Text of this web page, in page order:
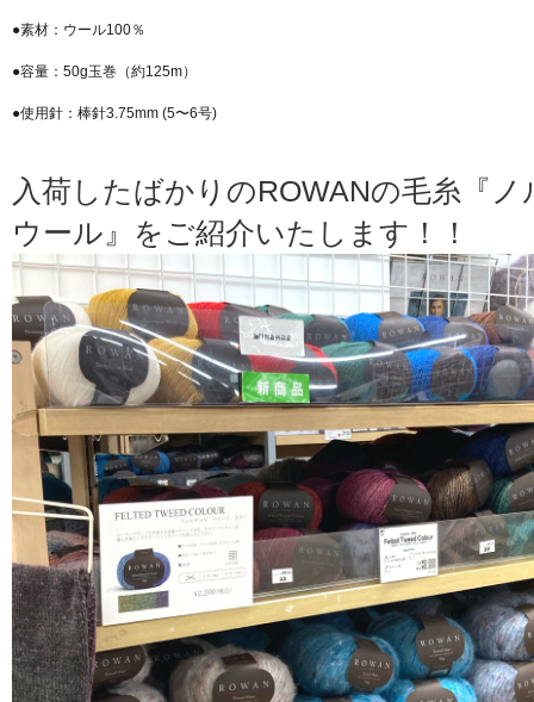
●素材：ウール100％
●容量：50g玉巻（約125m）
●使用針：棒針3.75mm (5〜6号)
入荷したばかりのROWANの毛糸『
ウール』をご紹介いたします！！